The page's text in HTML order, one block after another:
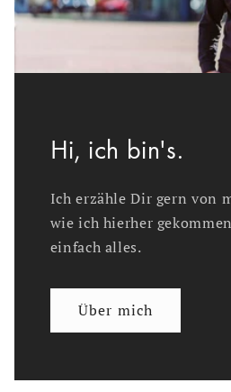
Hi, ich bin's.
Ich erzähle Dir gern von
wie ich hierher
einfach alles.
Über mich